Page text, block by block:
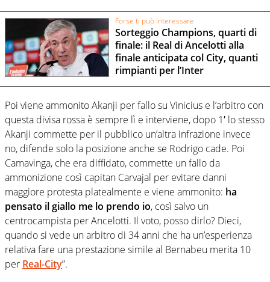
Forse ti può interessare
Sorteggio Champions, quarti di
finale: il Real di Ancelotti alla
finale anticipata col City, quanti
rimpianti per l’Inter
Poi viene ammonito Akanji per fallo su Vinicius e l’arbitro con
questa divisa rossa è sempre lì e interviene, dopo 1′ lo stesso
Akanji commette per il pubblico un’altra infrazione invece
no, difende solo la posizione anche se Rodrigo cade. Poi
Camavinga, che era diffidato, commette un fallo da
ammonizione così capitan Carvajal per evitare danni
maggiore protesta platealmente e viene ammonito: ha
pensato il giallo me lo prendo io, così salvo un
centrocampista per Ancelotti. Il voto, posso dirlo? Dieci,
quando si vede un arbitro di 34 anni che ha un’esperienza
relativa fare una prestazione simile al Bernabeu merita 10
per Real-City”.